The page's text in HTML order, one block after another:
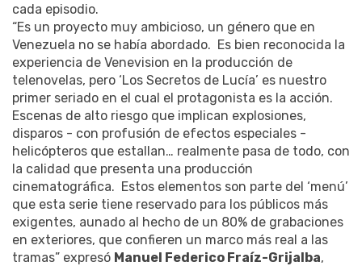
cada episodio.
“Es un proyecto muy ambicioso, un género que en
Venezuela no se había abordado. Es bien reconocida la
experiencia de Venevision en la producción de
telenovelas, pero ‘Los Secretos de Lucía’ es nuestro
primer seriado en el cual el protagonista es la acción.
Escenas de alto riesgo que implican explosiones,
disparos - con profusión de efectos especiales -
helicópteros que estallan… realmente pasa de todo, con
la calidad que presenta una producción
cinematográfica. Estos elementos son parte del ‘menú’
que esta serie tiene reservado para los públicos más
exigentes, aunado al hecho de un 80% de grabaciones
en exteriores, que confieren un marco más real a las
tramas” expresó Manuel Federico Fraíz-Grijalba,